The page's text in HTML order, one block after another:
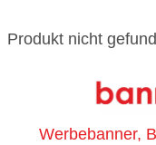
Produkt nicht
Werbebanner,